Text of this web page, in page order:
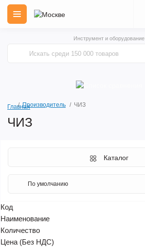
Инструмент и оборудование
ГлавнаяПроизводитель ЧИЗ
ЧИЗ
Каталог
Код
Наименование
Количество
Цена (Без НДС)